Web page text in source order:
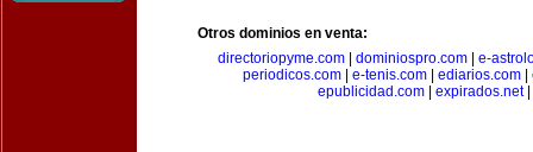
Otros dominios en venta:
directoriopyme.com| dominiospro.com| e-
periodicos.com| e-tenis.com| ediarios.com|
epublicidad.com
expirados.net|